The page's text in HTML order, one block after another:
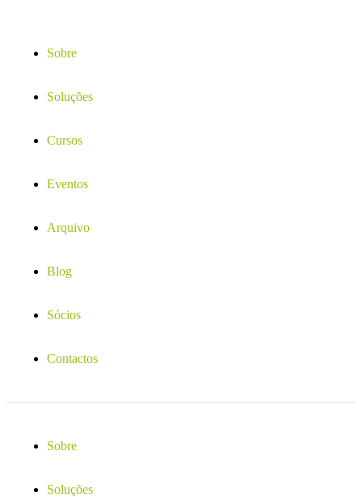
Sobre
Soluções
Cursos
Eventos
Arquivo
Blog
Sócios
Contactos
Sobre
Soluções